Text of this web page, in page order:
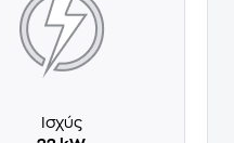
Ισχύς